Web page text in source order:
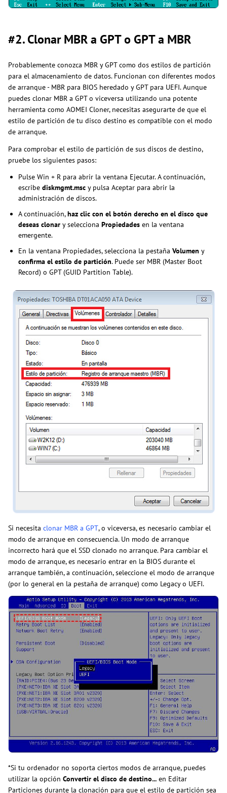
#2. Clonar MBR a GPT o GPT a MBR
Probablemente conozca MBR y GPT como dos estilos de partición
para el almacenamiento de datos. Funcionan con diferentes modos
de arranque - MBR para BIOS heredado y GPT para UEFI. Aunque
puedes clonar MBR a GPT o viceversa utilizando una potente
herramienta como AOMEI Cloner, necesitas asegurarte de que el
estilo de partición de tu disco destino es compatible con el modo
de arranque.
Para comprobar el estilo de partición de sus discos de destino,
pruebe los siguientes pasos:
Pulse Win + R para abrir la ventana Ejecutar. A continuación,
escribe diskmgmt.msc y pulsa Aceptar para abrir la
administración de discos.
A continuación,haz clic con el botón derecho en el disco que
deseas clonar y selecciona Propiedades en la ventana
emergente.
En la ventana Propiedades, selecciona la pestaña Volumen y
confirma el estilo de partición. Puede ser MBR (Master Boot
Record) o GPT (GUID Partition Table).
Si necesita clonar MBR a GPT, o viceversa, es necesario cambiar el
modo de arranque en consecuencia. Un modo de arranque
incorrecto hará que el SSD clonado no arranque. Para cambiar el
modo de arranque, es necesario entrar en la BIOS durante el
arranque también, a continuación, seleccione el modo de arranque
(por lo general en la pestaña de arranque) como Legacy o UEFI.
*Si tu ordenador no soporta ciertos modos de arranque, puedes
utilizar la opción Convertir el disco de destino... en Editar
Particiones durante la clonación para que el estilo de partición sea